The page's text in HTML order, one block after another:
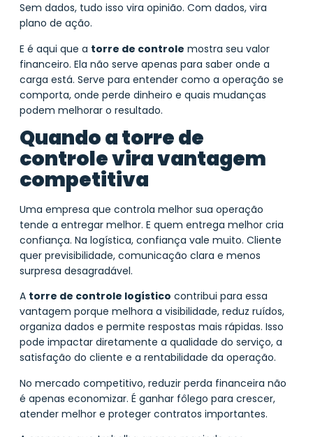
Sem dados, tudo isso vira opinião. Com dados, vira
plano de ação.
E é aqui que a torre de controle mostra seu valor
financeiro. Ela não serve apenas para saber onde a
carga está. Serve para entender como a operação se
comporta, onde perde dinheiro e quais mudanças
podem melhorar o resultado.
Quando a torre de
controle vira vantagem
competitiva
Uma empresa que controla melhor sua operação
tende a entregar melhor. E quem entrega melhor cria
confiança. Na logística, confiança vale muito. Cliente
quer previsibilidade, comunicação clara e menos
surpresa desagradável.
A torre de controle logístico contribui para essa
vantagem porque melhora a visibilidade, reduz ruídos,
organiza dados e permite respostas mais rápidas. Isso
pode impactar diretamente a qualidade do serviço, a
satisfação do cliente e a rentabilidade da operação.
No mercado competitivo, reduzir perda financeira não
é apenas economizar. É ganhar fôlego para crescer,
atender melhor e proteger contratos importantes.